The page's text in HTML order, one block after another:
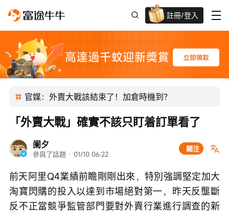
註冊/登入
迎新驚喜賞 股票/BTC等任你揀!
官媒：外賣大戰該結束了！加倉時機到？
阑夕
參與了話題 · 01/10 06:22
關注
「外賣大戰」確實不該只盯着訂單看了
前天阿里Q4業績前瞻剛剛出來，特別強調堅定加大
淘寶閃購的投入以達到市場絕對第一，昨天反壟斷
反不正當競爭監管部門要對外賣行業進行調查的新